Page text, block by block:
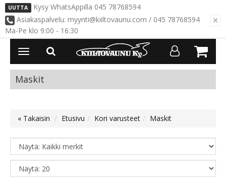
UUTTA Kysy WhatsAppilla 045 78768594
×
Asiakaspalvelu: myynti@kiiltovaunu.com / 045 78768594
Ma-Pe klo 9:00 - 16:30
Avaa/Sulje
valikko
Maskit
« Takaisin Etusivu Kori varusteet Maskit